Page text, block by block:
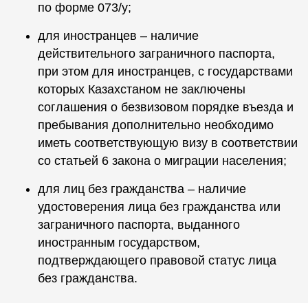
по форме 073/у;
для иностранцев – наличие
действительного заграничного паспорта,
при этом для иностранцев, с государствами
которых Казахстаном не заключены
соглашения о безвизовом порядке въезда и
пребывания дополнительно необходимо
иметь соответствующую визу в соответствии
со статьей 6 закона о миграции населения;
для лиц без гражданства – наличие
удостоверения лица без гражданства или
заграничного паспорта, выданного
иностранным государством,
подтверждающего правовой статус лица
без гражданства.